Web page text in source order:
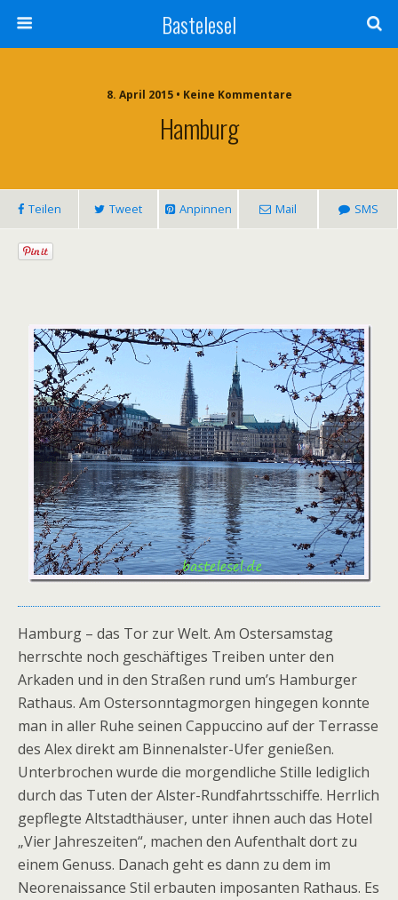
Bastelesel
8. April 2015 • Keine Kommentare
Hamburg
Teilen Tweet Anpinnen Mail SMS
Hamburg – das Tor zur Welt. Am Ostersamstag
herrschte noch geschäftiges Treiben unter den
Arkaden und in den Straßen rund um’s Hamburger
Rathaus. Am Ostersonntagmorgen hingegen konnte
man in aller Ruhe seinen Cappuccino auf der Terrasse
des Alex direkt am Binnenalster-Ufer genießen.
Unterbrochen wurde die morgendliche Stille lediglich
durch das Tuten der Alster-Rundfahrtsschiffe. Herrlich
gepflegte Altstadthäuser, unter ihnen auch das Hotel
„Vier Jahreszeiten“, machen den Aufenthalt dort zu
einem Genuss. Danach geht es dann zu dem im
Neorenaissance Stil erbauten imposanten Rathaus. Es